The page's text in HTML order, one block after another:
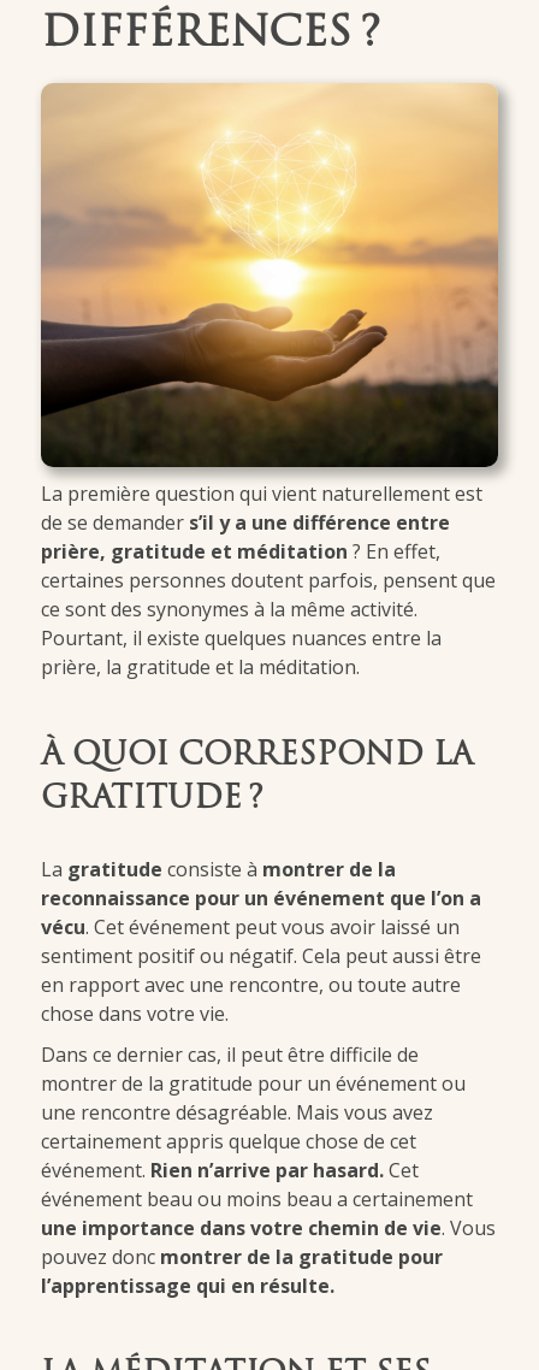
DIFFÉRENCES ?
La première question qui vient naturellement est
de se demander s’il y a une différence entre
prière, gratitude et méditation ? En effet,
certaines personnes doutent parfois, pensent que
ce sont des synonymes à la même activité.
Pourtant, il existe quelques nuances entre la
prière, la gratitude et la méditation.
À QUOI CORRESPOND LA
GRATITUDE ?
La gratitude consiste à montrer de la
reconnaissance pour un événement que l’on a
vécu. Cet événement peut vous avoir laissé un
sentiment positif ou négatif. Cela peut aussi être
en rapport avec une rencontre, ou toute autre
chose dans votre vie.
Dans ce dernier cas, il peut être difficile de
montrer de la gratitude pour un événement ou
une rencontre désagréable. Mais vous avez
certainement appris quelque chose de cet
événement. Rien n’arrive par hasard.Cet
événement beau ou moins beau a certainement
une importance dans votre chemin de vie. Vous
pouvez donc montrer de la gratitude pour
l’apprentissage qui en résulte.